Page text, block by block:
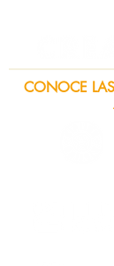
CONOCE